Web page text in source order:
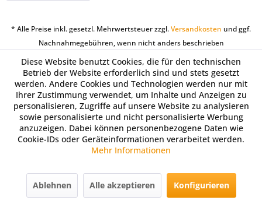
* Alle Preise inkl. gesetzl. Mehrwertsteuer zzgl.Versandkosten und ggf.
Nachnahmegebühren, wenn nicht anders beschrieben
Diese Website benutzt Cookies, die für den technischen
Betrieb der Website erforderlich sind und stets gesetzt
werden. Andere Cookies und Technologien werden nur mit
Ihrer Zustimmung verwendet, um Inhalte und Anzeigen zu
personalisieren, Zugriffe auf unsere Website zu analysieren
sowie personalisierte und nicht personalisierte Werbung
anzuzeigen. Dabei können personenbezogene Daten wie
Cookie-IDs oder Geräteinformationen verarbeitet werden.
Mehr Informationen
Ablehnen Alle akzeptieren Konfigurieren